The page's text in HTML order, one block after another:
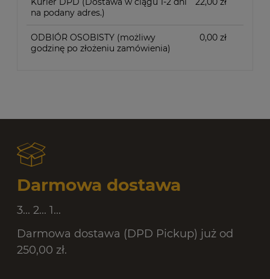
na podany adres.)
ODBIÓR OSOBISTY (możliwy
godzinę po złożeniu zamówienia)
0,00 zł
Darmowa dostawa
3... 2... 1...
Darmowa dostawa (DPD Pickup) już od
250,00 zł.